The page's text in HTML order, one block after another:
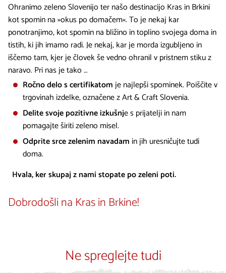
Ohranimo zeleno Slovenijo ter našo destinacijo Kras in Brkini
kot spomin na »okus po domačem«. To je nekaj kar
ponotranjimo, kot spomin na bližino in toplino svojega doma in
tistih, ki jih imamo radi. Je nekaj, kar je morda izgubljeno in
iščemo tam, kjer je človek še vedno ohranil v pristnem stiku z
naravo. Pri nas je tako …
Ročno delo s certifikatomje najlepši spominek. Poiščite v
trgovinah izdelke, označene z Art & Craft Slovenia.
Delite svoje pozitivne izkušnje s prijatelji in nam
pomagajte širiti zeleno misel.
Odprite srce zelenim navadamin jih uresničujte tudi
doma.
Hvala, ker skupaj z nami stopate po zeleni poti.
Dobrodošli na Kras in Brkine!
Ne spreglejte tudi